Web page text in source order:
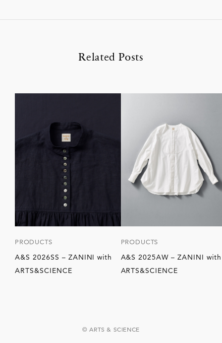
Related Posts
PRODUCTS
A&S 2026SS – ZANINI with
ARTS&SCIENCE
PRODUCTS
A&S 2025AW – ZANINI with
ARTS&SCIENCE
© ARTS & SCIENCE